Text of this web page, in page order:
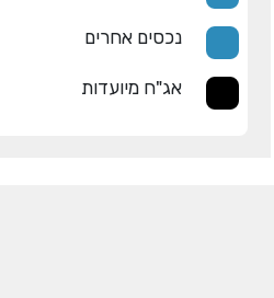
נכסים אחרים
אג"ח מיועדות